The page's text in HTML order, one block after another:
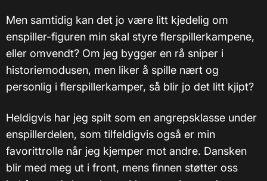
Men samtidig kan det jo være litt kjedelig om
enspiller-figuren min skal styre flerspillerkampene,
eller omvendt? Om jeg bygger en rå sniper i
historiemodusen, men liker å spille nært og
personlig i flerspillerkamper, så blir jo det litt kjipt?
Heldigvis har jeg spilt som en angrepsklasse under
enspillerdelen, som tilfeldigvis også er min
favorittrolle når jeg kjemper mot andre. Dansken
blir med meg ut i front, mens finnen støtter oss